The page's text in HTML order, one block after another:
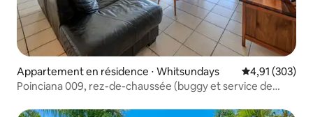
Appartement en résidence ⋅ Whitsundays Évaluation
4,91 (303)
Poinciana 009, rez-de-chaussée (buggy et service de